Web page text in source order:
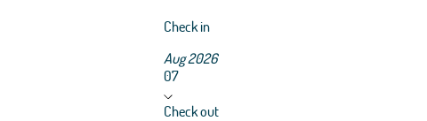
Check in
Aug 2026
07
Check out